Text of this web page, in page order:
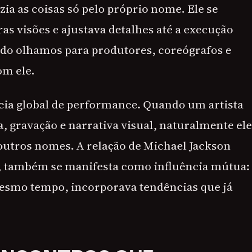
as coisas só pelo próprio nome. Ele se
visões e ajustava detalhes até a execução
olhamos para produtores, coreógrafos e
ele.
global de performance. Quando um artista
gravação e narrativa visual, naturalmente ele
nomes. A relação de Michael Jackson
se manifesta como influência mútua:
tempo, incorporava tendências que já